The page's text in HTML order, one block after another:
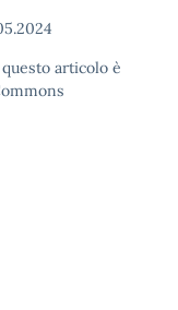
articolo è